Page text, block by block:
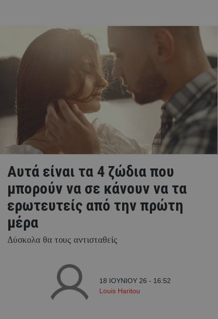
Αυτά είναι τα 4 ζώδια που
μπορούν να σε κάνουν να τα
ερωτευτείς από την πρώτη
μέρα
Δύσκολα θα τους αντισταθείς
18 ΙΟΥΝΙΟΥ 26 - 16:52
Louis Haritou